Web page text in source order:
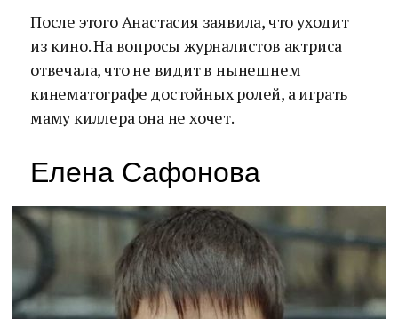
После этого Анастасия заявила, что уходит
из кино. На вопросы журналистов актриса
отвечала, что не видит в нынешнем
кинематографе достойных ролей, а играть
маму киллера она не хочет.
Елена Сафонова